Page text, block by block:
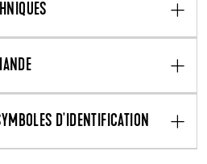
D'IDENTIFICATION